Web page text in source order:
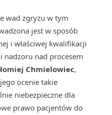
wad zgryzu w tym
jest w sposób
i właściwej kwalifikacji
nadzoru nad procesem
Chmielowiec,
ocenie takie
niebezpieczne dla
prawo pacjentów do